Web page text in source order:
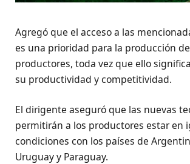
Agregó que el acceso a las
es una prioridad para la producción
productores, toda vez que ello
su productividad y competitividad.
El dirigente aseguró que las nuevas
permitirán a los productores estar en
condiciones con los países de
Uruguay y Paraguay.